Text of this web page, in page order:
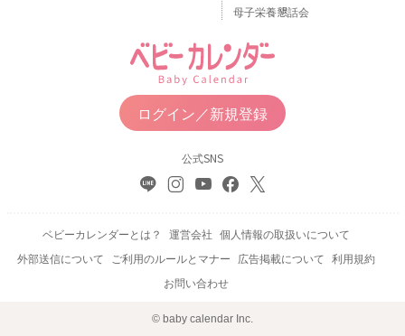
母子栄養懇話会
ログイン／新規登録
公式SNS
ベビーカレンダーとは？ 運営会社 個人情報の取扱いについて
外部送信について
ご利用のルールとマナー 広告掲載について 利用規約
お問い合わせ
© baby calendar Inc.